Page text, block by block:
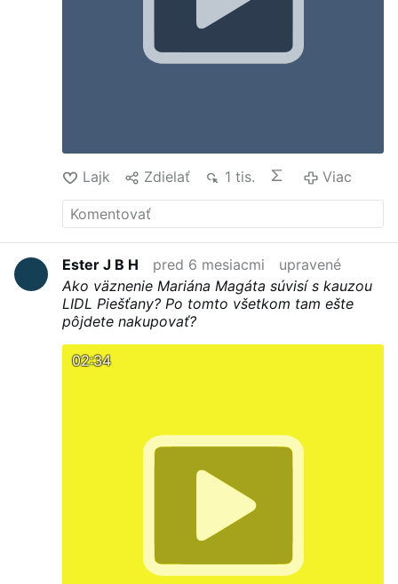
Lajk Zdielať 1 tis. Viac
Ester J B H pred 6 mesiacmi
upravené
Ako väznenie Mariána Magáta súvisí s kauzou
LIDL Piešťany? Po tomto všetkom tam ešte
pôjdete nakupovať?
02:34